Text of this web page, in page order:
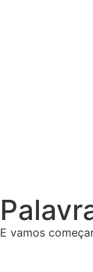
E vamos